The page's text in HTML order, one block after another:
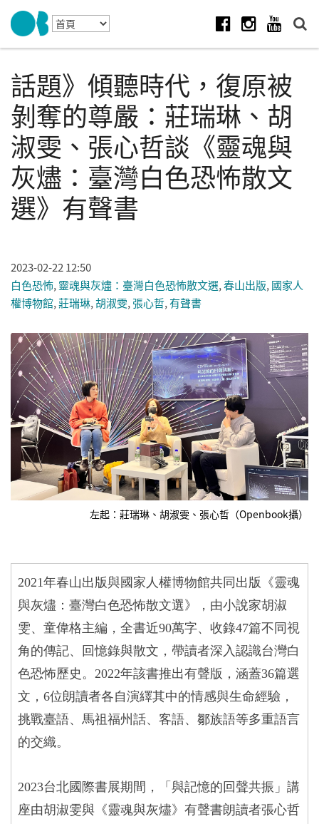
Skip to navigation
移至主內容
話題》傾聽時代，復原被
剝奪的尊嚴：莊瑞琳、胡
淑雯、張心哲談《靈魂與
灰燼：臺灣白色恐怖散文
選》有聲書
2023-02-22 12:50
白色恐怖, 靈魂與灰燼：臺灣白色恐怖散文選,春山出版, 國家人
權博物館,莊瑞琳,胡淑雯, 張心哲,有聲書
左起：莊瑞琳、胡淑雯、張心哲（Openbook攝）
2021年春山出版與國家人權博物館共同出版《靈魂
與灰燼：臺灣白色恐怖散文選》，由小說家胡淑
雯、童偉格主編，全書近90萬字、收錄47篇不同視
角的傳記、回憶錄與散文，帶讀者深入認識台灣白
色恐怖歷史。 2022年該書推出有聲版，涵蓋36篇選
文， 6位朗讀者各自演繹其中的情感與生命經驗，
挑戰臺語、馬祖福州話、客語、鄒族語等多重語言
的交織。
2023台北國際書展期間，「與記憶的回聲共振」講
座由胡淑雯與《靈魂與灰燼》有聲書朗讀者張心哲